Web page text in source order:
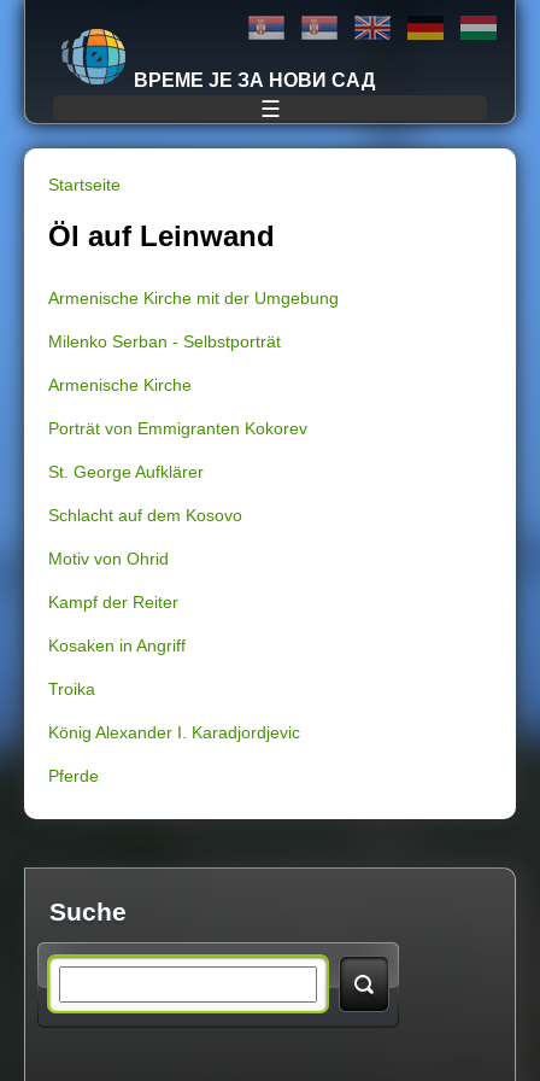
Jump to navigation
ВРЕМЕ ЈЕ ЗА НОВИ САД
☰
S
s
i
n
d
e
r
Startseite
Öl auf Leinwand
Armenische Kirche mit der Umgebung
Milenko Serban - Selbstporträt
Armenische Kirche
Porträt von Emmigranten Kokorev
St. George Aufklärer
Schlacht auf dem Kosovo
Motiv von Ohrid
Kampf der Reiter
Kosaken in Angriff
Troika
König Alexander I. Karadjordjevic
Pferde
i
Suche